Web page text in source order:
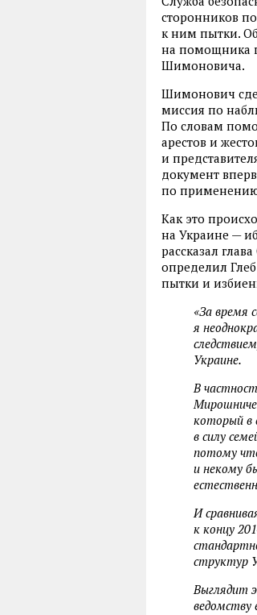
сторонников
к ним пытки. Об
на помощника
Шимоновича.
Шимонович
миссия по
По словам
арестов и
и
документ
по
Как это
на Украине —
рассказал
определил
пытки и
«За время
я
Украине.
В
который в
в силу
потому
и некому
И
к концу
структур
Выглядит
ведомству